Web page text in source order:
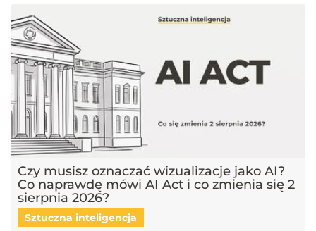
Czy musisz oznaczać wizualizacje jako AI?
Co naprawdę mówi AI Act i co zmienia się 2
sierpnia 2026?
Sztuczna inteligencja